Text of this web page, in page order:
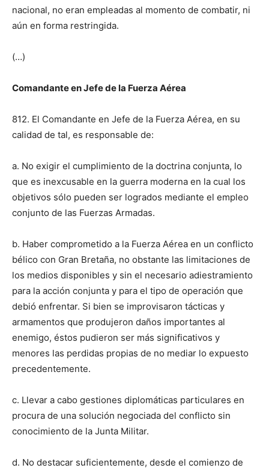
nacional, no eran empleadas al momento de combatir, ni
aún en forma restringida.
(…)
Comandante en Jefe de la Fuerza Aérea
812. El Comandante en Jefe de la Fuerza Aérea, en su
calidad de tal, es responsable de:
a. No exigir el cumplimiento de la doctrina conjunta, lo
que es inexcusable en la guerra moderna en la cual los
objetivos sólo pueden ser logrados mediante el empleo
conjunto de las Fuerzas Armadas.
b. Haber comprometido a la Fuerza Aérea en un conflicto
bélico con Gran Bretaña, no obstante las limitaciones de
los medios disponibles y sin el necesario adiestramiento
para la acción conjunta y para el tipo de operación que
debió enfrentar. Si bien se improvisaron tácticas y
armamentos que produjeron daños importantes al
enemigo, éstos pudieron ser más significativos y
menores las perdidas propias de no mediar lo expuesto
precedentemente.
c. Llevar a cabo gestiones diplomáticas particulares en
procura de una solución negociada del conflicto sin
conocimiento de la Junta Militar.
d. No destacar suficientemente, desde el comienzo de